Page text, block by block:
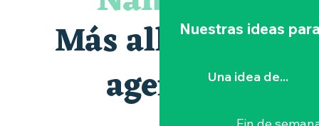
Nuestras ideas
Una idea de...
Les Dimanches au port, 6e édition
Peintures - « La vie rêvée des oiseaux » de Claire Launay
Visite guidée : les essentiels de Clisson
Más allá de la
agenda